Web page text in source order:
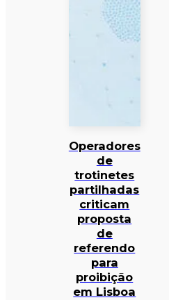
Operadores
de
trotinetes
partilhadas
criticam
proposta
de
referendo
para
proibição
em Lisboa